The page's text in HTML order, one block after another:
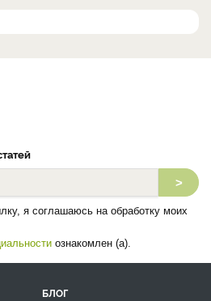
>
я соглашаюсь на обработку моих
ознакомлен (а).
БЛОГ